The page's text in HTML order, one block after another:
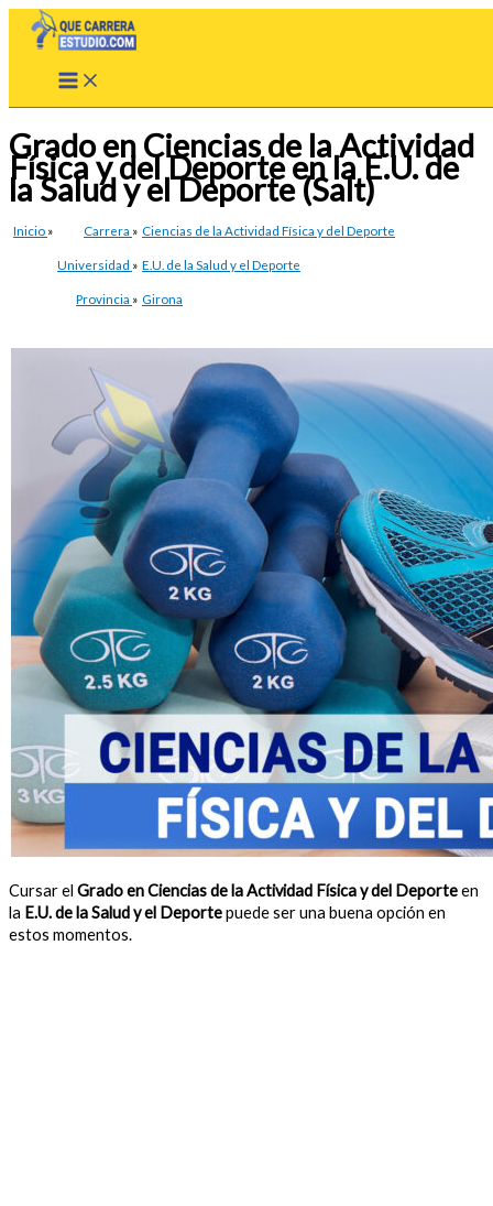
Grado en Ciencias de la Actividad
Física y del Deporte en la E.U. de
la Salud y el Deporte (Salt)
Inicio » Carrera » Ciencias de la Actividad Física y del Deporte
Universidad » E.U. de la Salud y el Deporte
Provincia » Girona
Cursar el Grado en Ciencias de la Actividad Física y del Deporteen
la E.U. de la Salud y el Deportepuede ser una buena opción en
estos momentos.